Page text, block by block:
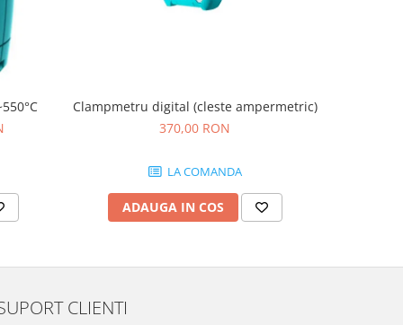
Clampmetru digital (cleste ampermetric)
370,00 RON
LA COMANDA
ADAUGA IN COS
CLIENTI